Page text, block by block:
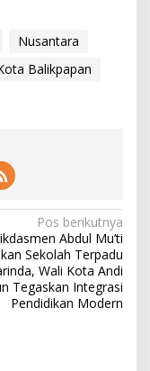
Nusantara
Balikpapan
Pos berikutnya
Abdul Mu’ti
Sekolah Terpadu
Wali Kota Andi
Tegaskan Integrasi
Pendidikan Modern